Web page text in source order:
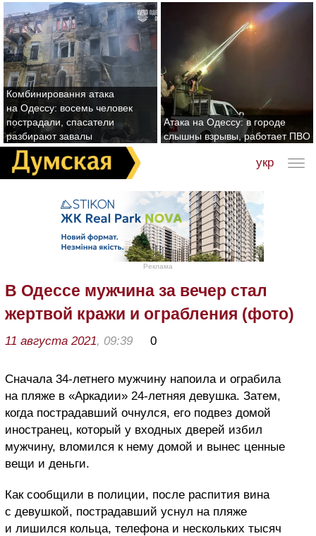
Комбинировання атака
на Одессу: восемь человек
пострадали, спасатели
разбирают завалы
Атака на Одессу: в городе
слышны взрывы, работает ПВО
укр
Реклама
В Одессе мужчина за вечер стал
жертвой кражи и ограбления (фото)
11 августа 2021, 09:39 0
Сначала 34-летнего мужчину напоила и ограбила
на пляже в «Аркадии» 24-летняя девушка. Затем,
когда пострадавший очнулся, его подвез домой
иностранец, который у входных дверей избил
мужчину, вломился к нему домой и вынес ценные
вещи и деньги.
Как сообщили в полиции, после распития вина
с девушкой, пострадавший уснул на пляже
и лишился кольца, телефона и нескольких тысяч